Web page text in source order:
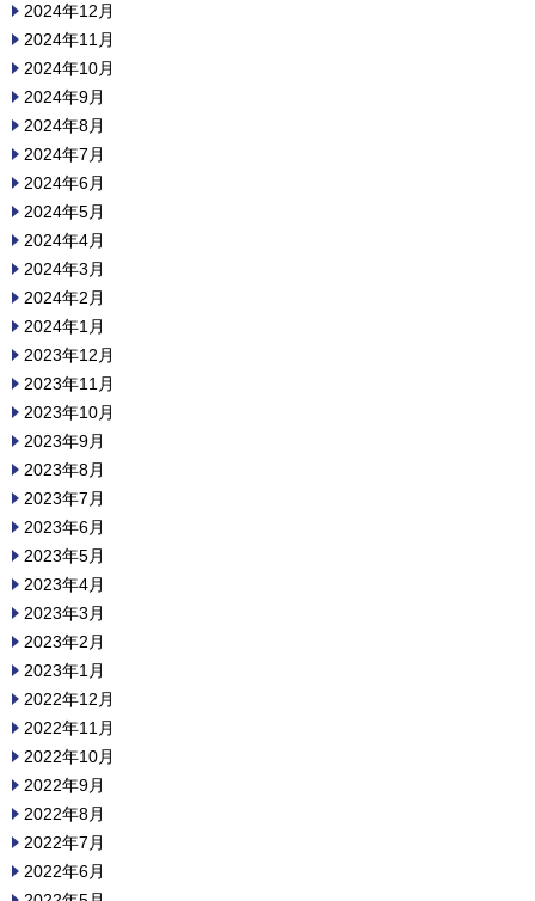
2024年12月
2024年11月
2024年10月
2024年9月
2024年8月
2024年7月
2024年6月
2024年5月
2024年4月
2024年3月
2024年2月
2024年1月
2023年12月
2023年11月
2023年10月
2023年9月
2023年8月
2023年7月
2023年6月
2023年5月
2023年4月
2023年3月
2023年2月
2023年1月
2022年12月
2022年11月
2022年10月
2022年9月
2022年8月
2022年7月
2022年6月